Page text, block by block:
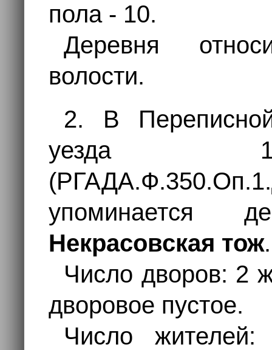
пола - 10.
Деревня
волости.
2. В Переписной
уезда
упоминается
Некрасовская тож.
Число дворов: 2
дворовое пустое.
Число